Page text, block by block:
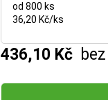
od 800 ks
36,20 Kč/ks
436,10 Kč